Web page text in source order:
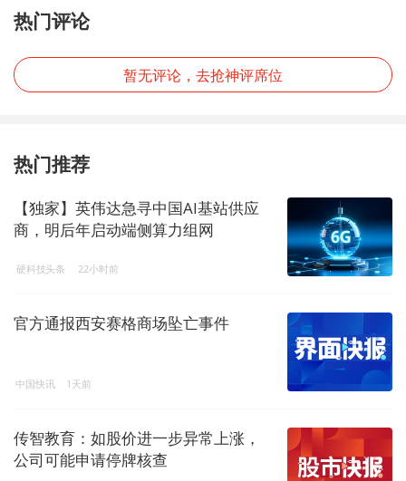
热门评论
暂无评论，去抢神评席位
热门推荐
【独家】英伟达急寻中国AI基站供应
商，明后年启动端侧算力组网
硬科技头条 22小时前
官方通报西安赛格商场坠亡事件
中国快讯 1天前
传智教育：如股价进一步异常上涨，
公司可能申请停牌核查